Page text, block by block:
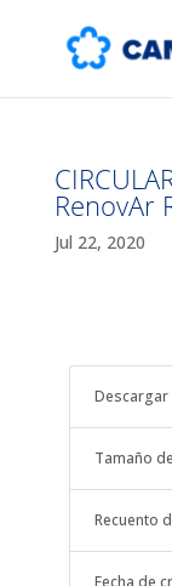
RenovAr
Jul 22, 2020
Descargar
Tamaño
Recuento
Fecha de